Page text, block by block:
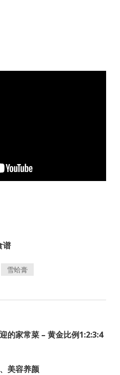
谱
雪蛤膏
的家常菜 – 黄金比例1:2:3:4
美容养颜